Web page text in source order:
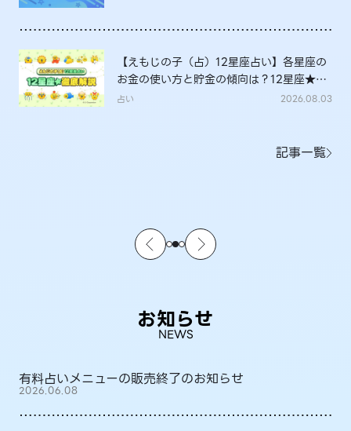
【えもじの子（占）12星座占い】各星座の
お金の使い方と貯金の傾向は？12星座★徹
底解説
占い 2026.08.03
記事一覧
お知らせ
NEWS
有料占いメニューの販売終了のお知らせ
2026.06.08